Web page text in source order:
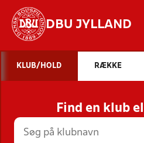
DBU JYLLAND
STILLINGER,
KLUB/HOLD RÆKKE
Find en klub